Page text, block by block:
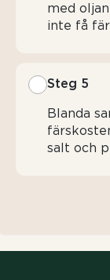
med
inte få
Steg 5
Blanda
salt och